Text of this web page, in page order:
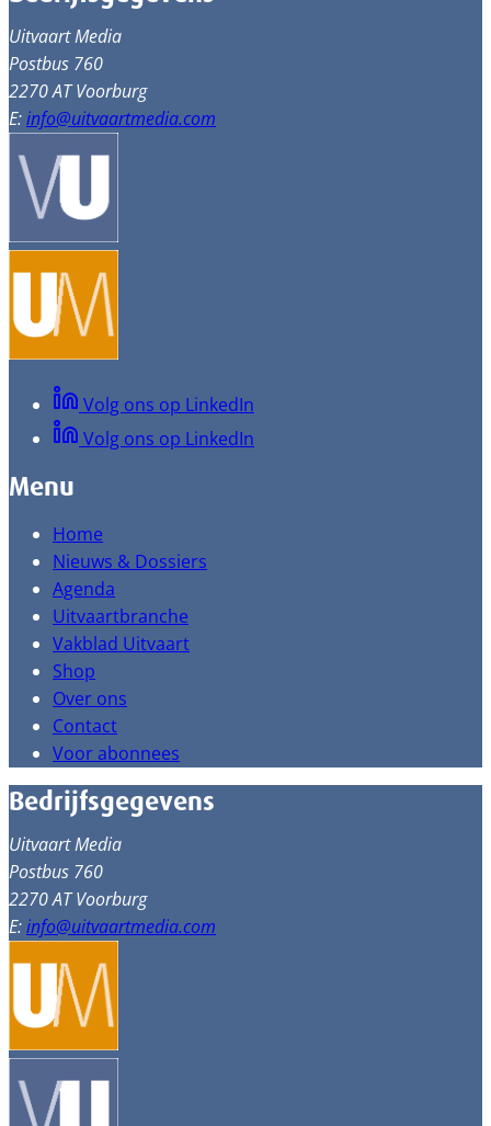
Uitvaart Media
Postbus 760
2270 AT Voorburg
E:info@uitvaartmedia.com
Volg ons op LinkedIn
Volg ons op LinkedIn
Menu
Home
Nieuws & Dossiers
Agenda
Uitvaartbranche
Vakblad Uitvaart
Shop
Over ons
Contact
Voor abonnees
Bedrijfsgegevens
Uitvaart Media
Postbus 760
2270 AT Voorburg
E:info@uitvaartmedia.com